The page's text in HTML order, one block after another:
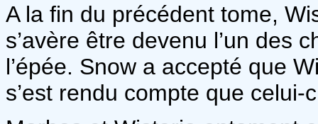
A la fin du précédent tome,
s’avère être devenu l’un des
l’épée. Snow a accepté que
s’est rendu compte que